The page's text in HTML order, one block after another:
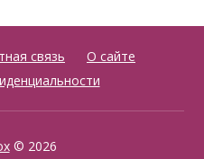
связь
О сайте
© 2026